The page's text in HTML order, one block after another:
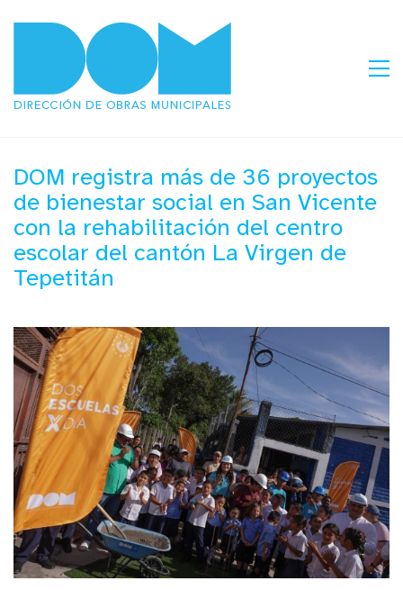
DOM registra más de 36 proyectos
de bienestar social en San Vicente
con la rehabilitación del centro
escolar del cantón La Virgen de
Tepetitán